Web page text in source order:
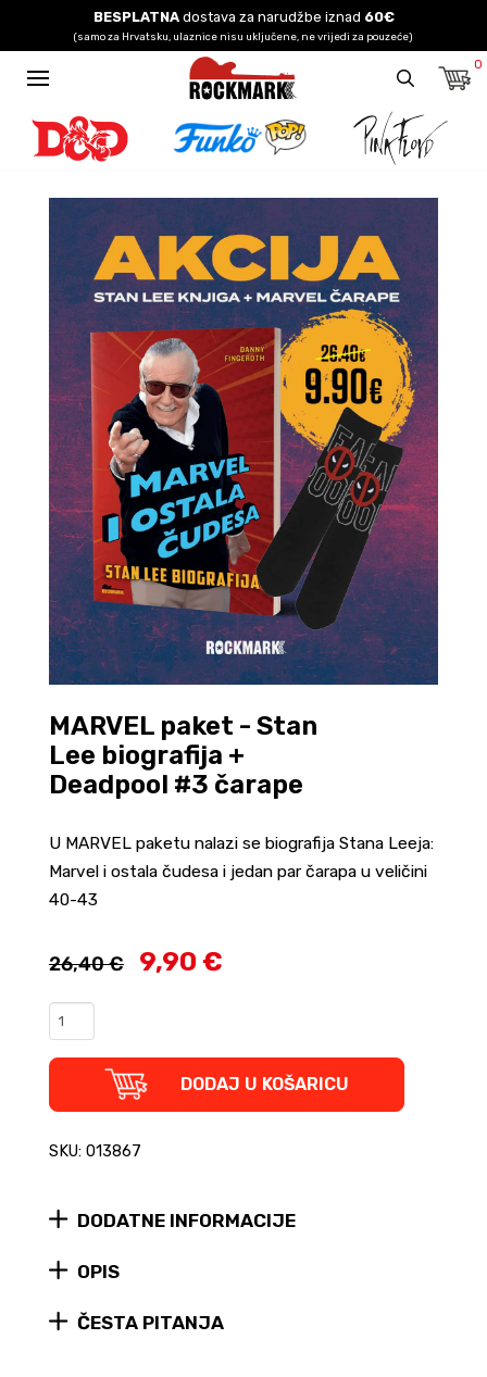
BESPLATNAdostava za narudžbe iznad 60€
(samo za Hrvatsku, ulaznice nisu uključene, ne vrijedi za pouzeće)
0
MARVEL paket - Stan
Lee biografija +
Deadpool #3 čarape
U MARVEL paketu nalazi se biografija Stana Leeja:
Marvel i ostala čudesa i jedan par čarapa u veličini
40-43
26,40 € 9,90 €
-
+
čarape
quantity
DODAJ U KOŠARICU
SKU: 013867
DODATNE INFORMACIJE
OPIS
ČESTA PITANJA